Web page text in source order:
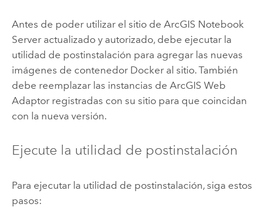
Antes de poder utilizar el sitio de ArcGIS Notebook
Serveractualizado y autorizado, debe ejecutar la
utilidad de postinstalación para agregar las nuevas
imágenes de contenedor Dockeral sitio. También
debe reemplazar las instancias de ArcGIS Web
Adaptorregistradas con su sitio para que coincidan
con la nueva versión.
Ejecute la utilidad de postinstalación
Para ejecutar la utilidad de postinstalación, siga estos
pasos: